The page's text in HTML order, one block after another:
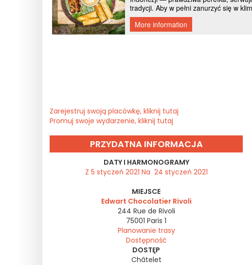
Zarejestruj swoją placówkę, kliknij tutaj
Promuj swoje wydarzenie, kliknij tutaj
PRZYDATNA INFORMACJA
DATY I HARMONOGRAMY
Z 5 styczeń 2021 Na 24 styczeń 2021
MIEJSCE
Edwart Chocolatier Rivoli
244 Rue de Rivoli
75001 Paris 1
Planowanie trasy
Dostępność
DOSTĘP
Châtelet